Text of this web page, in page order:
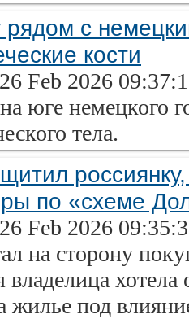
рядом с
кости
Feb 2026
юге немецкого
тела.
по «схеме
Feb 2026
на сторону
хотела
жилье под